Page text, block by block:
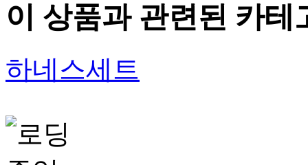
이 상품과 관련된 카테
하네스세트